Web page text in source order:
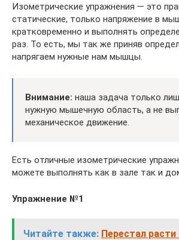
Изометрические упражнения — это
статические, только напряжение в
кратковременно и выполнять
раз. То есть, мы так же приняв
напрягаем нужные нам мышцы.
Внимание: наша задача только
нужную мышечную область, а не
механическое движение.
Есть отличные изометрические
можете выполнять как в зале так и
Упражнение №1
Читайте также: Перестал расти